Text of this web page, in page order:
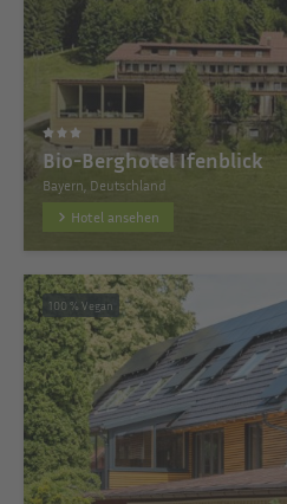
Bio-Berghotel Ifenblick
Bayern, Deutschland
Hotel ansehen
100 % Vegan